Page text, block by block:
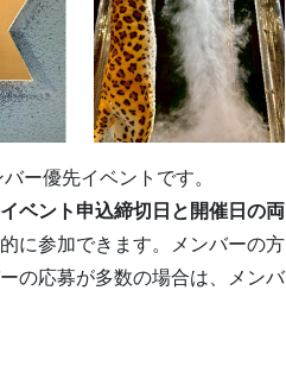
ー優先イベントです。
イベント申込締切日と開催日の両
に参加できます。メンバーの方
の応募が多数の場合は、メンバ